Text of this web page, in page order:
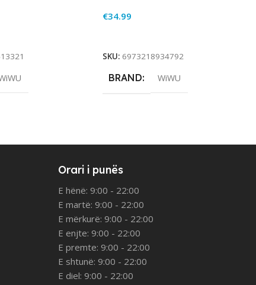
€34.99
SKU: 6973218934792
BRAND WiWU
Orari i punës
E hënë: 9:00 - 22:00
E martë: 9:00 - 22:00
E mërkurë: 9:00 - 22:00
E enjte: 9:00 - 22:00
E premte: 9:00 - 22:00
E shtunë: 9:00 - 22:00
E diel: 9:00 - 22:00